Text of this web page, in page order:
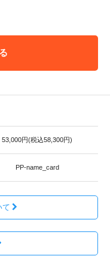
53,000円(税込58,300円)
PP-name_card
て